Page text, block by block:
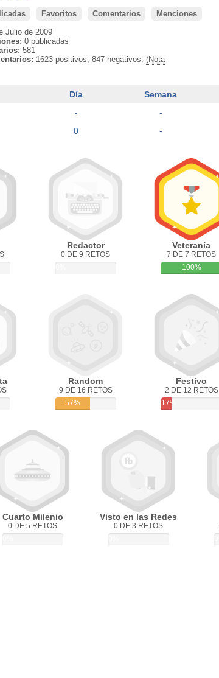
Favoritos Comentarios
Menciones
Julio de 2009
0 publicadas
581
1623 positivos, 847 negativos. (Nota
Día Semana
- -
0 -
Redactor
0 DE 9 RETOS
Veteranía
7 DE 7 RETOS
100%
Random
9 DE 16 RETOS
57%
Festivo
2 DE 12 RETOS
17%
Cuarto Milenio
0 DE 5 RETOS
Visto en las Redes
0 DE 3 RETOS